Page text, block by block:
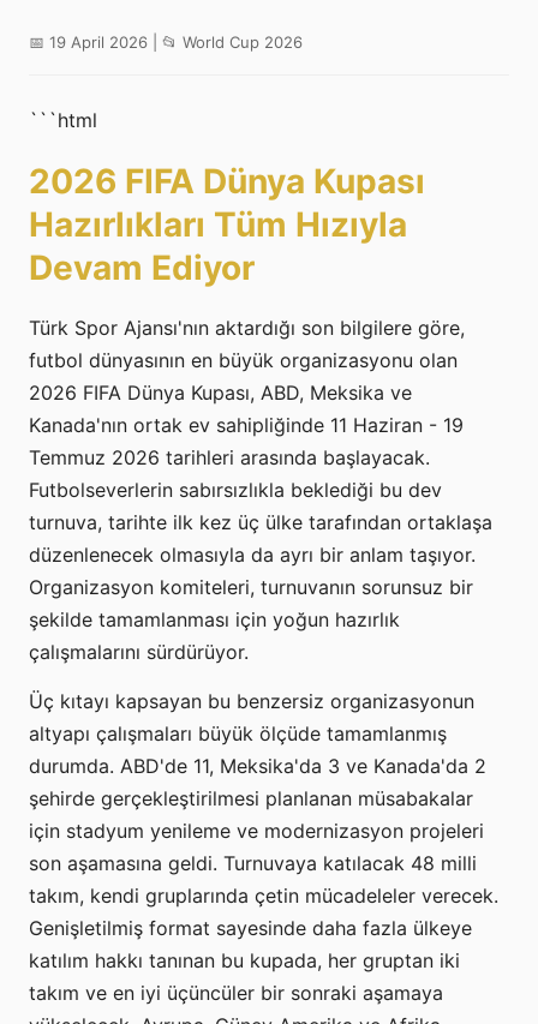
📅 19 April 2026 | 📂 World Cup 2026
```html
2026 FIFA Dünya Kupası
Hazırlıkları Tüm Hızıyla
Devam Ediyor
Türk Spor Ajansı'nın aktardığı son bilgilere göre,
futbol dünyasının en büyük organizasyonu olan
2026 FIFA Dünya Kupası, ABD, Meksika ve
Kanada'nın ortak ev sahipliğinde 11 Haziran - 19
Temmuz 2026 tarihleri arasında başlayacak.
Futbolseverlerin sabırsızlıkla beklediği bu dev
turnuva, tarihte ilk kez üç ülke tarafından ortaklaşa
düzenlenecek olmasıyla da ayrı bir anlam taşıyor.
Organizasyon komiteleri, turnuvanın sorunsuz bir
şekilde tamamlanması için yoğun hazırlık
çalışmalarını sürdürüyor.
Üç kıtayı kapsayan bu benzersiz organizasyonun
altyapı çalışmaları büyük ölçüde tamamlanmış
durumda. ABD'de 11, Meksika'da 3 ve Kanada'da 2
şehirde gerçekleştirilmesi planlanan müsabakalar
için stadyum yenileme ve modernizasyon projeleri
son aşamasına geldi. Turnuvaya katılacak 48 milli
takım, kendi gruplarında çetin mücadeleler verecek.
Genişletilmiş format sayesinde daha fazla ülkeye
katılım hakkı tanınan bu kupada, her gruptan iki
takım ve en iyi üçüncüler bir sonraki aşamaya